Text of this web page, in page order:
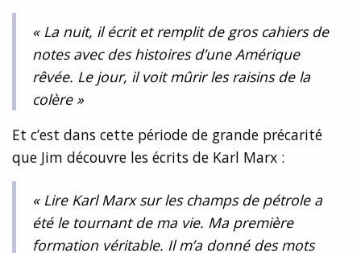
« La nuit, il écrit et remplit de gros cahiers de
notes avec des histoires d’une Amérique
rêvée. Le jour, il voit mûrir les raisins de la
colère »
Et c’est dans cette période de grande précarité
que Jim découvre les écrits de Karl Marx :
« Lire Karl Marx sur les champs de pétrole a
été le tournant de ma vie. Ma première
formation véritable. Il m’a donné des mots